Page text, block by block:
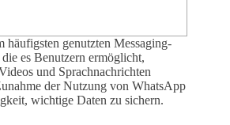
häufigsten genutzten Messaging-
es Benutzern ermöglicht,
und Sprachnachrichten
der Nutzung von WhatsApp
wichtige Daten zu sichern.